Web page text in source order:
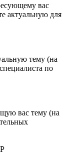
вас
актуальную для
тему (на
по
вас тему (на